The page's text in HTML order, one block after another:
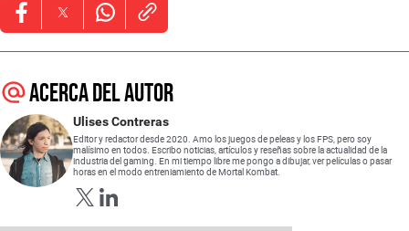
Opens in new window
Opens in new window
Opens in new window
Acerca del autor
Ulises Contreras
Editor y redactor desde 2020. Amo los juegos de peleas y los FPS, pero soy
malísimo en todos. Escribo noticias, artículos y reseñas sobre la actualidad de la
industria del gaming. En mi tiempo libre me pongo a dibujar, ver películas o pasar
horas en el modo entreniamiento de Mortal Kombat.
Opens in new window
Opens in new window